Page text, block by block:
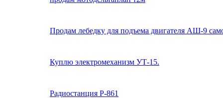
Продам лебедку для подъема двигателя АШ-9
Куплю электромеханизм УТ-15.
Радиостанция Р-861